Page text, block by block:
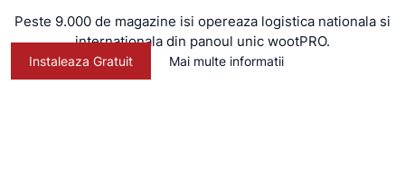
Peste 9.000 de magazine isi opereaza logistica nationala si
internationala din panoul unic wootPRO.
Instaleaza Gratuit Mai multe informatii